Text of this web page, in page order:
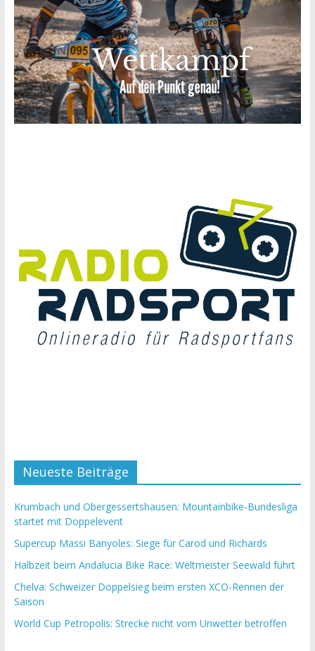
Neueste Beiträge
Krumbach und Obergessertshausen: Mountainbike-Bundesliga
startet mit Doppelevent
Supercup Massi Banyoles: Siege für Carod und Richards
Halbzeit beim Andalucia Bike Race: Weltmeister Seewald führt
Chelva: Schweizer Doppelsieg beim ersten XCO-Rennen der
Saison
World Cup Petropolis: Strecke nicht vom Unwetter betroffen